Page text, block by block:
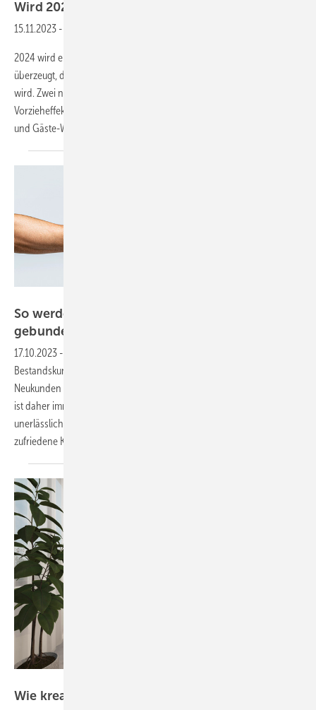
Wird 2024 ein
15.11.2023 -
2024 wird ein Bad-Jahr. Trotz der negativen Presse bin ich davon
überzeugt, dass 2024 wieder ein positives Jahr für die Badbranche
wird. Zwei negative Effekte lösen sich allmählich auf. Zum einen der
Vorzieheffekt aus den Coronajahren. Viele Kunden haben ihre Bäder
und Gäste-WCs früher
So werden Bestandskunden an den Betrieb
gebunden
17.10.2023 -
Bestandskunden sichern den Fort­bestand eines jeden Betriebs.
Neukunden zu binden und zu Folgeaufträgen zu animieren
ist daher immens wichtig. Damit das gelingt, ist eine hohe Qualität
unerlässlich – und ein ansprechender Kundenservice. Denn nur
zufriedene Kunden kommen gerne
Wie kreative Planungen Kunden